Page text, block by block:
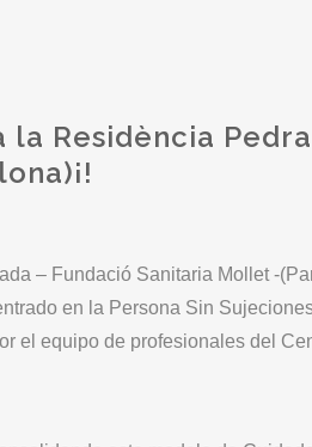
la Residència
– Fundació Sanitaria Mollet -
en la Persona Sin
el equipo de profesionales del